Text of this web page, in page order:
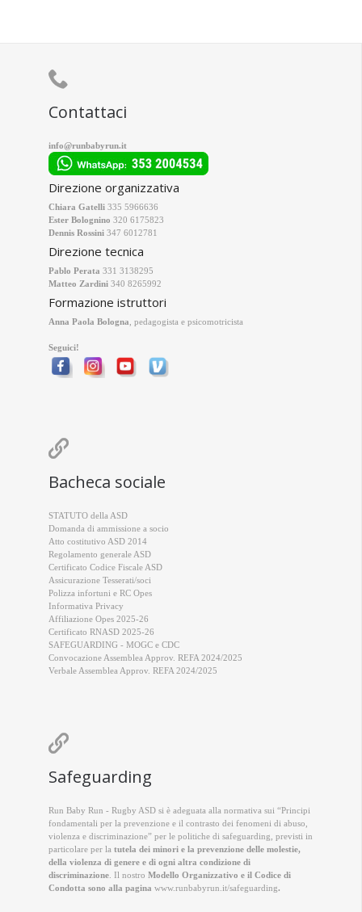

Contattaci
info@runbabyrun.it
Direzione organizzativa
Chiara Gatelli 335 5966636
Ester Bolognino 320 6175823
Dennis Rossini 347 6012781
Direzione tecnica
Pablo Perata 331 3138295
Matteo Zardini 340 8265992
Formazione istruttori
Anna Paola Bologna, pedagogista e psicomotricista
Seguici!

Bacheca sociale
STATUTO della ASD
Domanda di ammissione a socio
Atto costitutivo ASD 2014
Regolamento generale ASD
Certificato Codice Fiscale ASD
Assicurazione Tesserati/soci
Polizza infortuni e RC Opes
Informativa Privacy
Affiliazione Opes 2025-26
Certificato RNASD 2025-26
SAFEGUARDING - MOGC e CDC
Convocazione Assemblea Approv. REFA 2024/2025
Verbale Assemblea Approv. REFA 2024/2025

Safeguarding
Run Baby Run - Rugby ASD si è adeguata alla normativa sui “Principi
fondamentali per la prevenzione e il contrasto dei fenomeni di abuso,
violenza e discriminazione” per le politiche di safeguarding, previsti in
particolare per la tutela dei minori e la prevenzione delle molestie,
della violenza di genere e di ogni altra condizione di
discriminazione . Il nostro Modello Organizzativo e il Codice di
Condotta sono alla pagina www.runbabyrun.it/safeguarding.